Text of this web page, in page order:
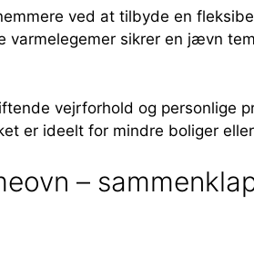
ved at tilbyde en
sikrer en jævn
vejrforhold og personlige
er ideelt for mindre boliger
–